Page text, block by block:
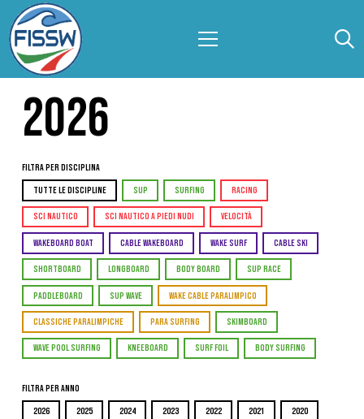
2026
Filtra per Disciplina
TUTTE LE DISCIPLINE SUP SURFING RACING
SCI NAUTICO SCI NAUTICO A PIEDI NUDI VELOCITÀ
WAKEBOARD BOAT CABLE WAKEBOARD WAKE SURF CABLE SKI
SHORTBOARD LONGBOARD BODY BOARD SUP RACE
PADDLEBOARD SUP WAVE WAKE CABLE PARALIMPICO
CLASSICHE PARALIMPICHE PARA SURFING SKIMBOARD
WAVE POOL SURFING KNEEBOARD SURF FOIL BODY SURFING
Filtra per Anno
2026 2025 2024 2023 2022 2021 2020